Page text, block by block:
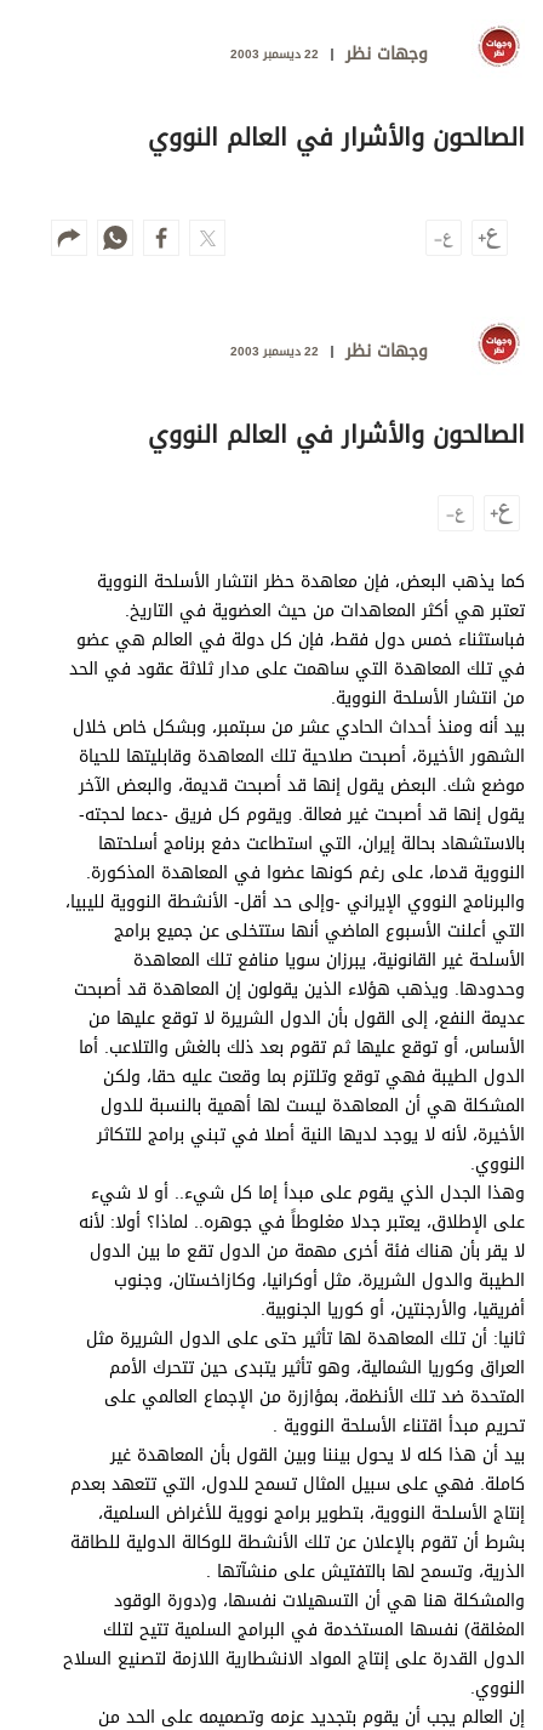
الترفيه
الذكاء الاصطناعي
تغطيات
بودكاست
قصة صورة
كاريكتير
عدد اليوم
مواقيت الصلاة
الأحوال الجوية
وجهات نظر 22 ديسمبر 2003
الصالحون والأشرار في العالم النووي
وجهات نظر 22 ديسمبر 2003
الصالحون والأشرار في العالم النووي
كما يذهب البعض، فإن معاهدة حظر انتشار الأسلحة النووية
تعتبر هي أكثر المعاهدات من حيث العضوية في التاريخ.
فباستثناء خمس دول فقط، فإن كل دولة في العالم هي عضو
في تلك المعاهدة التي ساهمت على مدار ثلاثة عقود في الحد
من انتشار الأسلحة النووية.
بيد أنه ومنذ أحداث الحادي عشر من سبتمبر، وبشكل خاص خلال
الشهور الأخيرة، أصبحت صلاحية تلك المعاهدة وقابليتها للحياة
موضع شك. البعض يقول إنها قد أصبحت قديمة، والبعض الآخر
يقول إنها قد أصبحت غير فعالة. ويقوم كل فريق -دعما لحجته-
بالاستشهاد بحالة إيران، التي استطاعت دفع برنامج أسلحتها
النووية قدما، على رغم كونها عضوا في المعاهدة المذكورة.
والبرنامج النووي الإيراني -وإلى حد أقل- الأنشطة النووية لليبيا،
التي أعلنت الأسبوع الماضي أنها ستتخلى عن جميع برامج
الأسلحة غير القانونية، يبرزان سويا منافع تلك المعاهدة
وحدودها. ويذهب هؤلاء الذين يقولون إن المعاهدة قد أصبحت
عديمة النفع، إلى القول بأن الدول الشريرة لا توقع عليها من
الأساس، أو توقع عليها ثم تقوم بعد ذلك بالغش والتلاعب. أما
الدول الطيبة فهي توقع وتلتزم بما وقعت عليه حقا، ولكن
المشكلة هي أن المعاهدة ليست لها أهمية بالنسبة للدول
الأخيرة، لأنه لا يوجد لديها النية أصلا في تبني برامج للتكاثر
النووي.
وهذا الجدل الذي يقوم على مبدأ إما كل شيء.. أو لا شيء
على الإطلاق، يعتبر جدلا مغلوطاً في جوهره.. لماذا؟ أولا: لأنه
لا يقر بأن هناك فئة أخرى مهمة من الدول تقع ما بين الدول
الطيبة والدول الشريرة، مثل أوكرانيا، وكازاخستان، وجنوب
أفريقيا، والأرجنتين، أو كوريا الجنوبية.
ثانيا: أن تلك المعاهدة لها تأثير حتى على الدول الشريرة مثل
العراق وكوريا الشمالية، وهو تأثير يتبدى حين تتحرك الأمم
المتحدة ضد تلك الأنظمة، بمؤازرة من الإجماع العالمي على
تحريم مبدأ اقتناء الأسلحة النووية .
بيد أن هذا كله لا يحول بيننا وبين القول بأن المعاهدة غير
كاملة. فهي على سبيل المثال تسمح للدول، التي تتعهد بعدم
إنتاج الأسلحة النووية، بتطوير برامج نووية للأغراض السلمية،
بشرط أن تقوم بالإعلان عن تلك الأنشطة للوكالة الدولية للطاقة
الذرية، وتسمح لها بالتفتيش على منشآتها .
والمشكلة هنا هي أن التسهيلات نفسها، و(دورة الوقود
المغلقة) نفسها المستخدمة في البرامج السلمية تتيح لتلك
الدول القدرة على إنتاج المواد الانشطارية اللازمة لتصنيع السلاح
النووي.
إن العالم يجب أن يقوم بتجديد عزمه وتصميمه على الحد من